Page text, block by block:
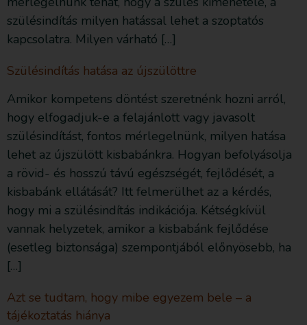
szülésindítás milyen hatással lehet a szoptatós
kapcsolatra. Milyen várható […]
Szülésindítás hatása az újszülöttre
Amikor kompetens döntést szeretnénk hozni arról,
hogy elfogadjuk-e a felajánlott vagy javasolt
szülésindítást, fontos mérlegelnünk, milyen hatása
lehet az újszülött kisbabánkra. Hogyan befolyásolja
a rövid- és hosszú távú egészségét, fejlődését, a
kisbabánk ellátását? Itt felmerülhet az a kérdés,
hogy mi a szülésindítás indikációja. Kétségkívül
vannak helyzetek, amikor a kisbabánk fejlődése
(esetleg biztonsága) szempontjából előnyösebb, ha
[…]
Azt se tudtam, hogy mibe egyezem bele – a
tájékoztatás hiánya